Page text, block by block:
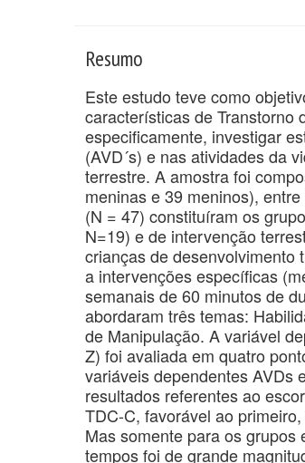
Resumo
Este estudo teve como
características de Transtorno
especificamente, investigar
(AVD´s) e nas atividades da
terrestre. A amostra foi
meninas e 39 meninos),
(N = 47) constituíram os
N=19) e de intervenção
crianças de desenvolvimento
a intervenções específicas
semanais de 60 minutos de
abordaram três temas:
de Manipulação. A variável
Z) foi avaliada em quatro
variáveis dependentes AVDs
resultados referentes ao
TDC-C, favorável ao
Mas somente para os
tempos foi de grande